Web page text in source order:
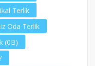
Terlik
Oda Terlik
(0B)